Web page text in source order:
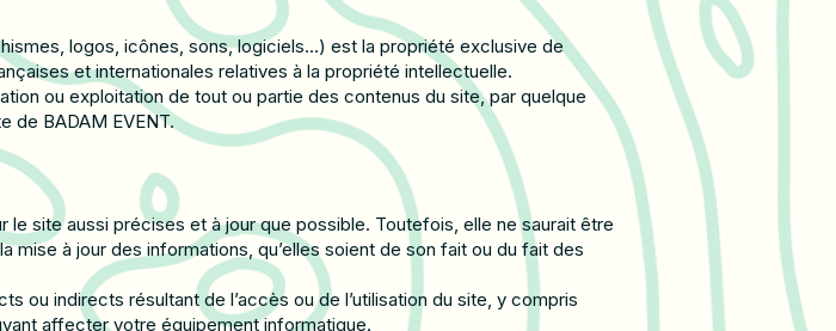
logos, icônes, sons, logiciels…) est la propriété exclusive de
et internationales relatives à la propriété intellectuelle.
ou exploitation de tout ou partie des contenus du site, par quelque
de BADAM EVENT.
site aussi précises et à jour que possible. Toutefois, elle ne saurait être
à jour des informations, qu’elles soient de son fait ou du fait des
ou indirects résultant de l’accès ou de l’utilisation du site, y compris
affecter votre équipement informatique.